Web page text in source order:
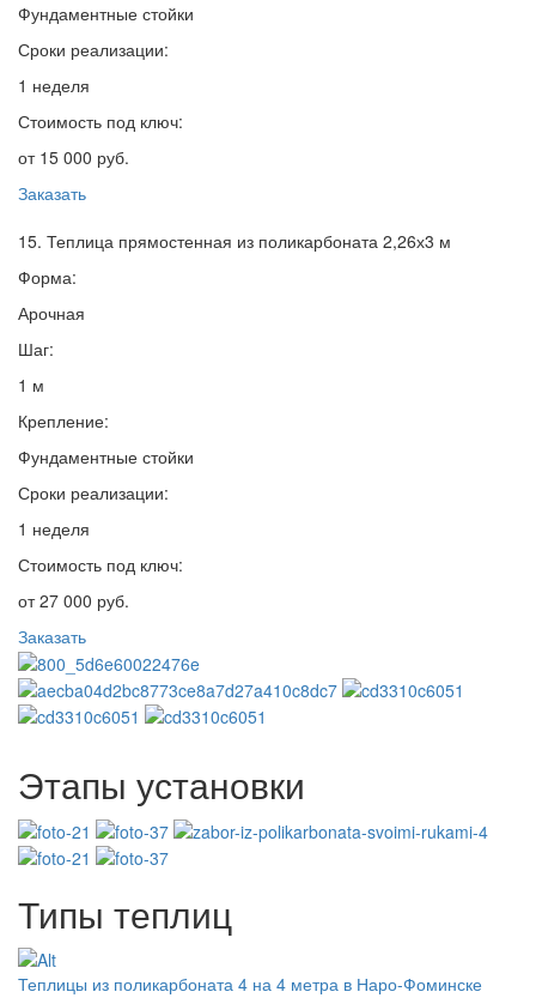
Фундаментные стойки
Сроки реализации:
1 неделя
Стоимость под ключ:
от 15 000 руб.
Заказать
15. Теплица прямостенная из поликарбоната 2,26х3 м
Форма:
Арочная
Шаг:
1 м
Крепление:
Фундаментные стойки
Сроки реализации:
1 неделя
Стоимость под ключ:
от 27 000 руб.
Заказать
Этапы установки
Типы теплиц
Теплицы из поликарбоната 4 на 4 метра в Наро-Фоминске